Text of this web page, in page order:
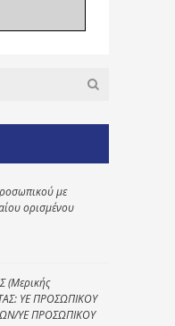
με
ορισμένου
(Μερικής
ΥΕ ΠΡΟΣΩΠΙΚΟΥ
ΥΕ ΠΡΟΣΩΠΙΚΟΥ